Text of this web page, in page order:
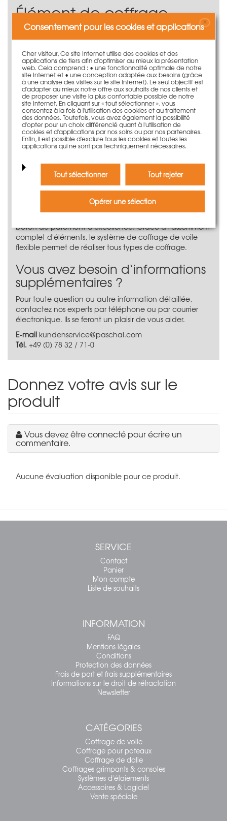
Élément de coffrage
LOGO.3 de 240 cm
LOGO.
Il est disponible dans différentes largeurs
Cadre en acier plat massif profilé
Contreplaqué en bouleau de 16 mm
Pression maximale du béton frais de 70 kN/m²
Peut s'utiliser en position horizontale ou verticale
Éléments de coffrage de la hauteur d'un étage -
évitent l'utilisation d'éléments de rehausse
supplémentaires
Le système de coffrage de voile
LOGO.3
Le coffrage de voile PASCAL LOGO.3 est un système de
béton de parement d'excellence. Grâce à l'assortiment
complet d'éléments, le système de coffrage de voile
flexible permet de réaliser tous types de coffrage.
Vous avez besoin d‘informations
supplémentaires ?
Pour toute question ou autre information détaillée,
contactez nos experts par téléphone ou par courrier
électronique. Ils se feront un plaisir de vous aider.
E-mail kundenservice@paschal.com
Tél. +49 (0) 78 32 / 71-0
Donnez votre avis sur le
produit
Vous devez être connecté pour écrire un
commentaire.
Aucune évaluation disponible pour ce produit.
SERVICE
Contact
Panier
Mon compte
Liste de souhaits
INFORMATION
FAQ
Mentions légales
Conditions
Protection des données
Frais de port et frais supplémentaires
Informations sur le droit de rétractation
Newsletter
CATÉGORIES
Coffrage de voile
Coffrage pour poteaux
Coffrage de dalle
Coffrages grimpants & consoles
Systèmes d'étaiements
Accessoires & Logiciel
Vente spéciale
Consentement pour les cookies et applicationsX
Cher visiteur, Ce site Internet utilise des cookies et des
applications de tiers afin d'optimiser au mieux la présentation
web. Cela comprend : • une fonctionnalité optimale de notre
site Internet et • une conception adaptée aux besoins (grâce
à une analyse des visites sur le site Internet). Le seul objectif est
d'adapter au mieux notre offre aux souhaits de nos clients et
de proposer une visite la plus confortable possible de notre
site Internet. En cliquant sur « tout sélectionner », vous
consentez à la fois à l'utilisation des cookies et au traitement
des données. Toutefois, vous avez également la possibilité
d'opter pour un choix différencié quant à l'utilisation de
cookies et d'applications par nos soins ou par nos partenaires.
Enfin, il est possible d'exclure tous les cookies et toutes les
applications qui ne sont pas techniquement nécessaires.
Tout sélectionner Tout rejeter
Opérer une sélection